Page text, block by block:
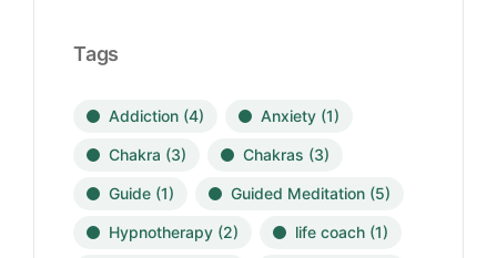
Tags
Addiction (4) Anxiety (1)
Chakra (3) Chakras (3)
Guide (1) Guided Meditation (5)
Hypnotherapy (2) life coach (1)